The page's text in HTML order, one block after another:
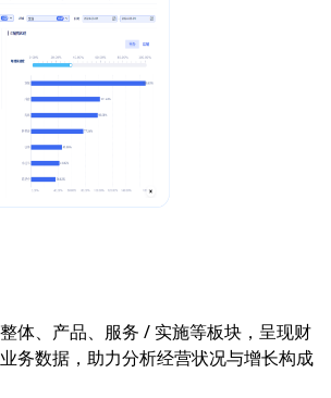
体、产品、服务 / 实施等板块，呈现财
务数据，助力分析经营状况与增长构成